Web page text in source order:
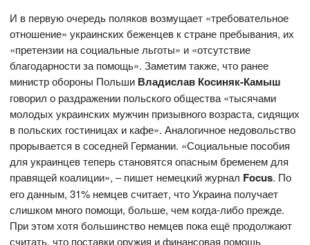
И в первую очередь поляков возмущает «требовательное
отношение» украинских беженцев к стране пребывания, их
«претензии на социальные льготы» и «отсутствие
благодарности за помощь». Заметим также, что ранее
министр обороны Польши Владислав Косиняк-Камыш
говорил о раздражении польского общества «тысячами
молодых украинских мужчин призывного возраста, сидящих
в польских гостиницах и кафе». Аналогичное недовольство
прорывается в соседней Германии. «Социальные пособия
для украинцев теперь становятся опасным бременем для
правящей коалиции», – пишет немецкий журнал Focus. По
его данным, 31% немцев считает, что Украина получает
слишком много помощи, больше, чем когда-либо прежде.
При этом хотя большинство немцев пока ещё продолжают
считать, что поставки оружия и финансовая помощь